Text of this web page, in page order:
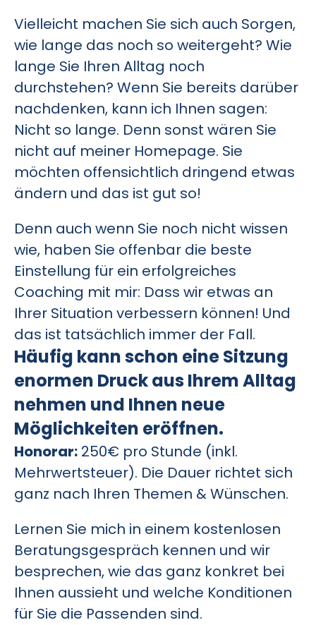
Vielleicht machen Sie sich auch Sorgen,
wie lange das noch so weitergeht? Wie
lange Sie Ihren Alltag noch
durchstehen? Wenn Sie bereits darüber
nachdenken, kann ich Ihnen sagen:
Nicht so lange. Denn sonst wären Sie
nicht auf meiner Homepage. Sie
möchten offensichtlich dringend etwas
ändern und das ist gut so!
Denn auch wenn Sie noch nicht wissen
wie, haben Sie offenbar die beste
Einstellung für ein erfolgreiches
Coaching mit mir: Dass wir etwas an
Ihrer Situation verbessern können! Und
das ist tatsächlich immer der Fall.
Häufig kann schon eine Sitzung
enormen Druck aus Ihrem Alltag
nehmen und Ihnen neue
Möglichkeiten eröffnen.
Honorar: 250€ pro Stunde (inkl.
Mehrwertsteuer). Die Dauer richtet sich
ganz nach Ihren Themen & Wünschen.
Lernen Sie mich in einem kostenlosen
Beratungsgespräch kennen und wir
besprechen, wie das ganz konkret bei
Ihnen aussieht und welche Konditionen
für Sie die Passenden sind.